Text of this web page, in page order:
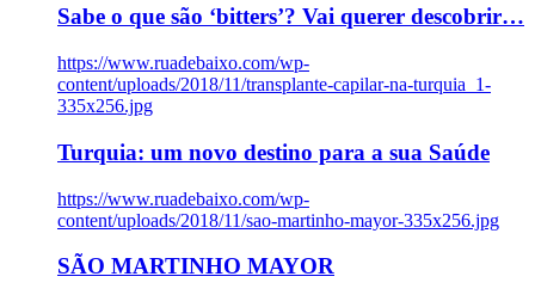
Sabe o que são ‘bitters’? Vai querer descobrir…
https://www.ruadebaixo.com/wp-
content/uploads/2018/11/transplante-capilar-na-turquia_1-
335x256.jpg
Turquia: um novo destino para a sua Saúde
https://www.ruadebaixo.com/wp-
content/uploads/2018/11/sao-martinho-mayor-335x256.jpg
SÃO MARTINHO MAYOR